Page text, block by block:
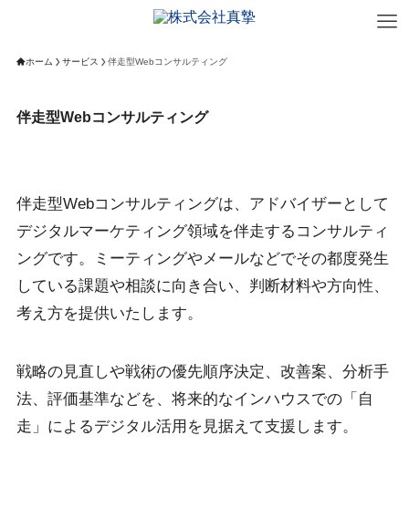
ホーム サービス 伴走型Webコンサルティング
伴走型Webコンサルティング
伴走型Webコンサルティングは、アドバイザーとして
デジタルマーケティング領域を伴走するコンサルティ
ングです。ミーティングやメールなどでその都度発生
している課題や相談に向き合い、判断材料や方向性、
考え方を提供いたします。
戦略の見直しや戦術の優先順序決定、改善案、分析手
法、評価基準などを、将来的なインハウスでの「自
走」によるデジタル活用を見据えて支援します。